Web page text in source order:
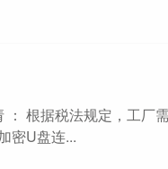
根据税法规定，工厂
密U盘连...